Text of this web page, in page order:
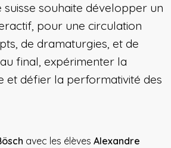
souhaite développer un
pour une circulation
de dramaturgies, et de
final, expérimenter la
et défier la performativité des
avec les élèves Alexandre